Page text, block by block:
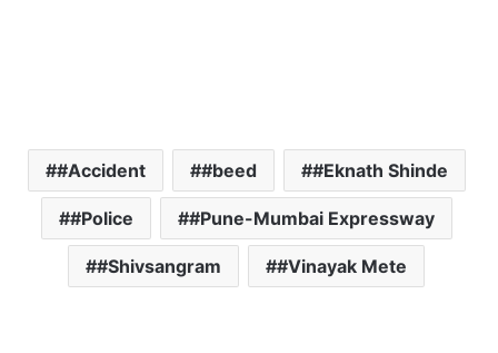
#Accident #beed #Eknath Shinde
#Police #Pune-Mumbai Expressway
#Shivsangram #Vinayak Mete